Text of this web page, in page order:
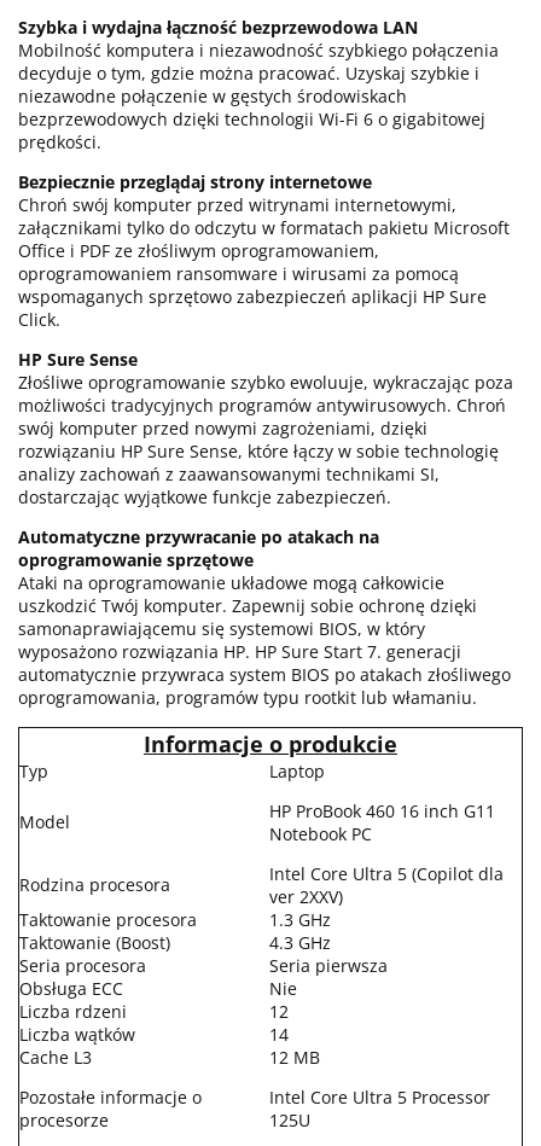
Szybka i wydajna łączność bezprzewodowa LAN
Mobilność komputera i niezawodność szybkiego połączenia
decyduje o tym, gdzie można pracować. Uzyskaj szybkie i
niezawodne połączenie w gęstych środowiskach
bezprzewodowych dzięki technologii Wi-Fi 6 o gigabitowej
prędkości.
Bezpiecznie przeglądaj strony internetowe
Chroń swój komputer przed witrynami internetowymi,
załącznikami tylko do odczytu w formatach pakietu Microsoft
Office i PDF ze złośliwym oprogramowaniem,
oprogramowaniem ransomware i wirusami za pomocą
wspomaganych sprzętowo zabezpieczeń aplikacji HP Sure
Click.
HP Sure Sense
Złośliwe oprogramowanie szybko ewoluuje, wykraczając poza
możliwości tradycyjnych programów antywirusowych. Chroń
swój komputer przed nowymi zagrożeniami, dzięki
rozwiązaniu HP Sure Sense, które łączy w sobie technologię
analizy zachowań z zaawansowanymi technikami SI,
dostarczając wyjątkowe funkcje zabezpieczeń.
Automatyczne przywracanie po atakach na
oprogramowanie sprzętowe
Ataki na oprogramowanie układowe mogą całkowicie
uszkodzić Twój komputer. Zapewnij sobie ochronę dzięki
samonaprawiającemu się systemowi BIOS, w który
wyposażono rozwiązania HP. HP Sure Start 7. generacji
automatycznie przywraca system BIOS po atakach złośliwego
oprogramowania, programów typu rootkit lub włamaniu.
Informacje o produkcie
Typ Laptop
Model
HP ProBook 460 16 inch G11
Notebook PC
Rodzina procesora
Intel Core Ultra 5 (Copilot dla
ver 2XXV)
Taktowanie procesora
1.3 GHz
Taktowanie (Boost)
4.3 GHz
Seria procesora
Seria pierwsza
Obsługa ECC
Nie
Liczba rdzeni
12
Liczba wątków
14
Cache L3
12 MB
Pozostałe informacje o
procesorze
Intel Core Ultra 5 Processor
125U